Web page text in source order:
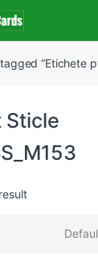
“Etichete
Sticle